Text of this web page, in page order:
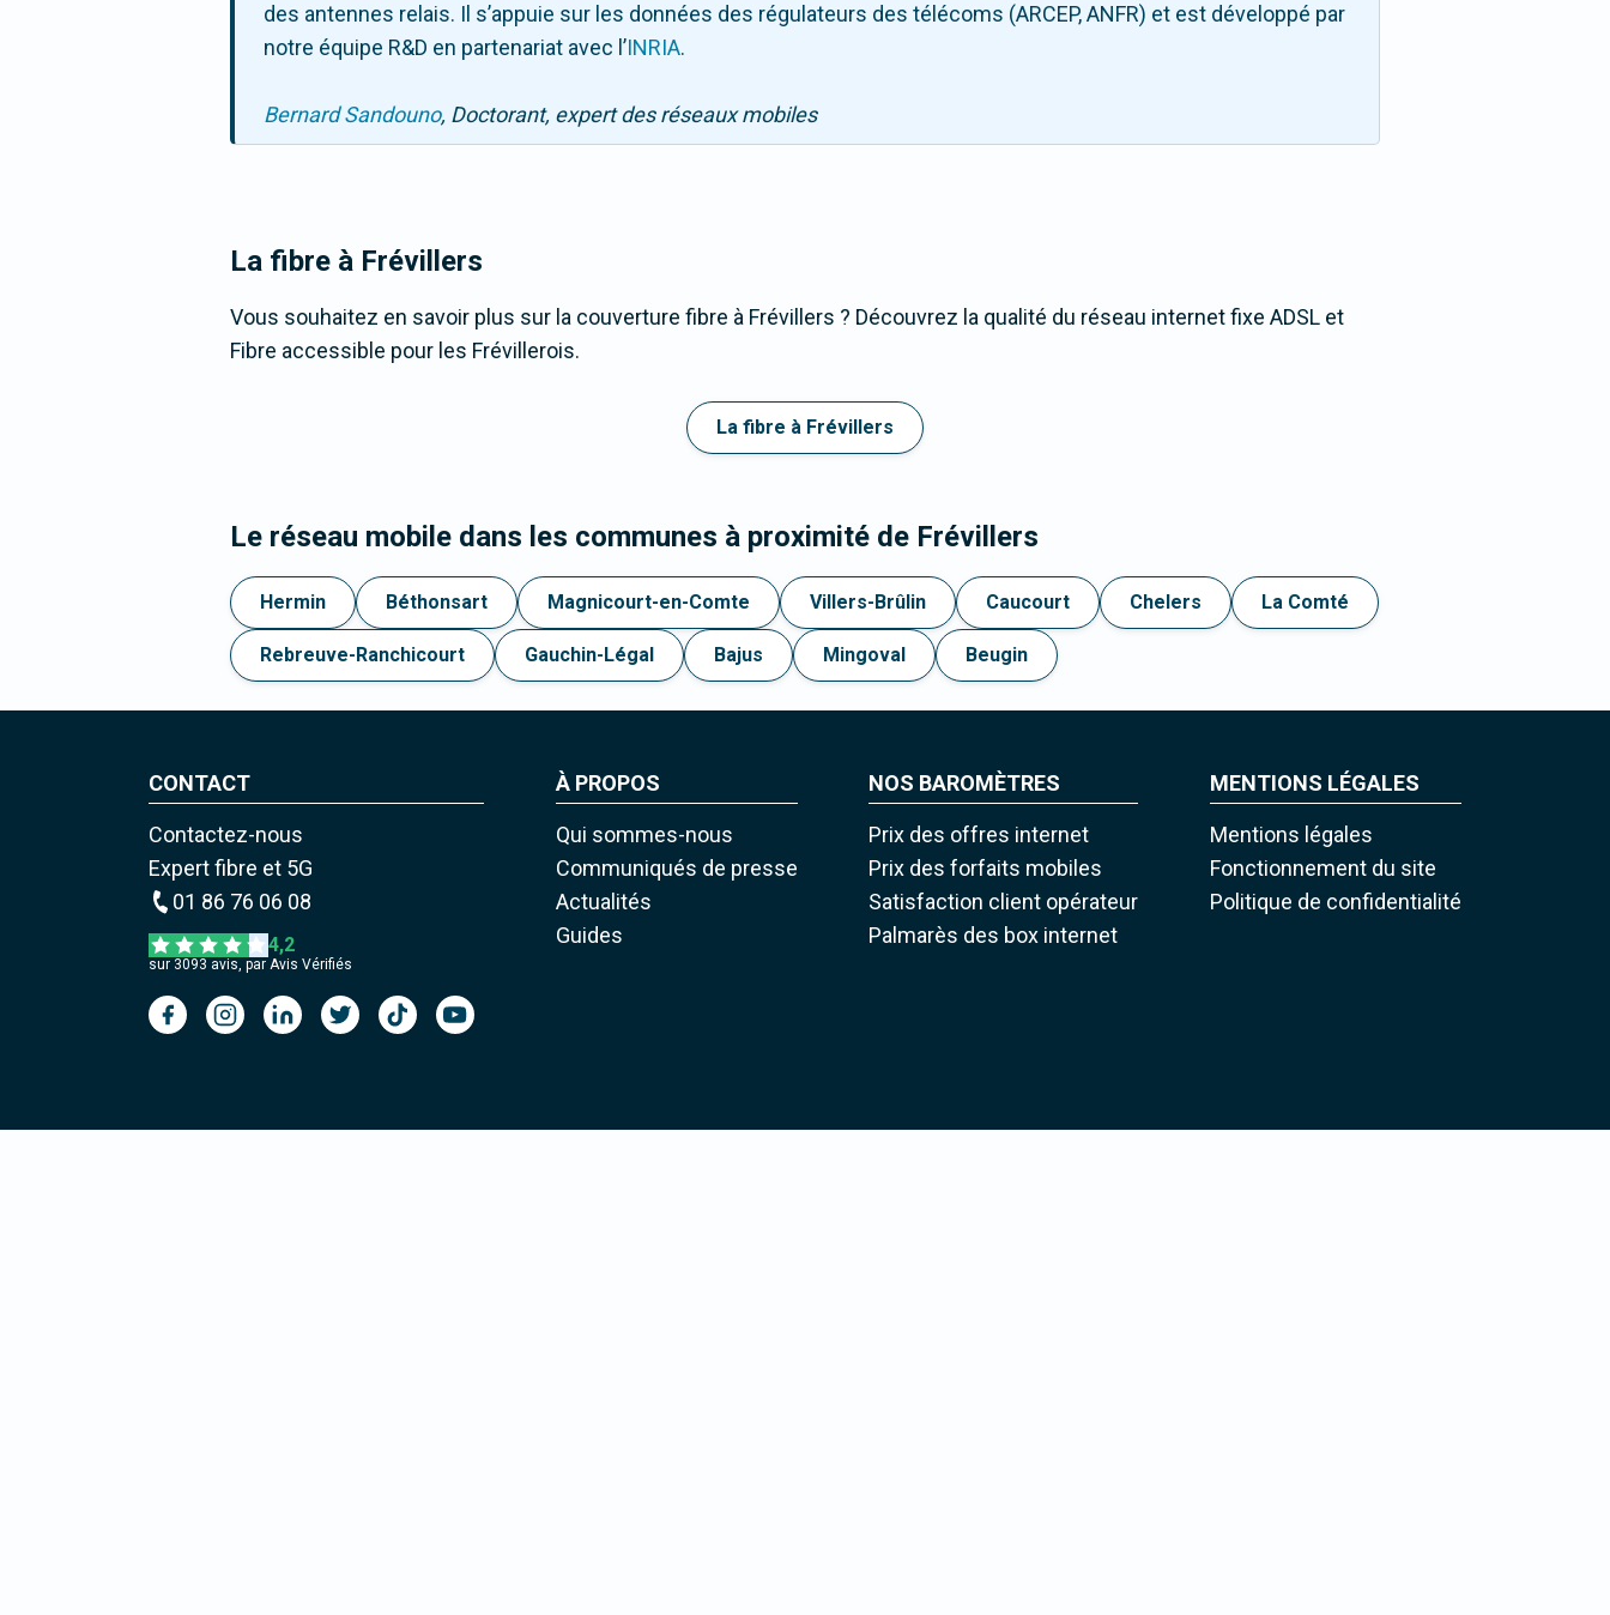
des antennes relais. Il s’appuie sur les données des régulateurs des télécoms (ARCEP, ANFR) et est développé par
notre équipe R&D en partenariat avec l ’INRIA.
Bernard Sandouno, Doctorant, expert des réseaux mobiles
La fibre à Frévillers
Vous souhaitez en savoir plus sur la couverture fibre à Frévillers ? Découvrez la qualité du réseau internet fixe ADSL et
Fibre accessible pour les Frévillerois.
La fibre à Frévillers
Le réseau mobile dans les communes à proximité de Frévillers
Hermin Béthonsart Magnicourt-en-Comte Villers-Brûlin Caucourt Chelers La Comté
Rebreuve-Ranchicourt Gauchin-Légal Bajus Mingoval Beugin
CONTACT
Contactez-nous
Expert fibre et 5G
01 86 76 06 08
4,2
sur 3093 avis, par Avis Vérifiés
À PROPOS
Qui sommes-nous
Communiqués de presse
Actualités
Guides
NOS BAROMÈTRES
Prix des offres internet
Prix des forfaits mobiles
Satisfaction client opérateur
Palmarès des box internet
MENTIONS LÉGALES
Mentions légales
Fonctionnement du site
Politique de confidentialité